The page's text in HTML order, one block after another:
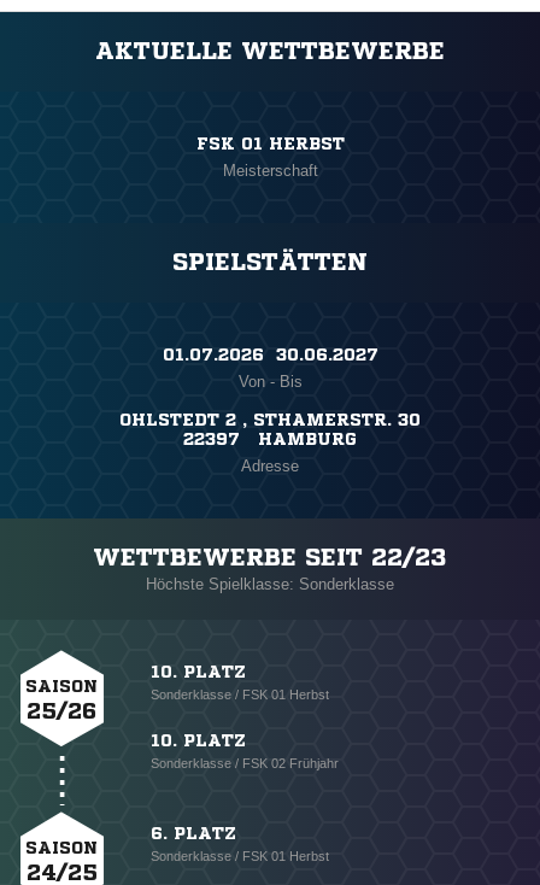
AKTUELLE WETTBEWERBE
FSK 01 HERBST
Meisterschaft
SPIELSTÄTTEN
01.07.2026 ​ 30.06.2027
Von - Bis
OHLSTEDT 2 , STHAMERSTR. 30
22397 HAMBURG
Adresse
WETTBEWERBE SEIT 22/23
Höchste Spielklasse: Sonderklasse
SAISON
25/26
10. PLATZ
Sonderklasse / FSK 01 Herbst
10. PLATZ
Sonderklasse / FSK 02 Frühjahr
SAISON
24/25
6. PLATZ
Sonderklasse / FSK 01 Herbst